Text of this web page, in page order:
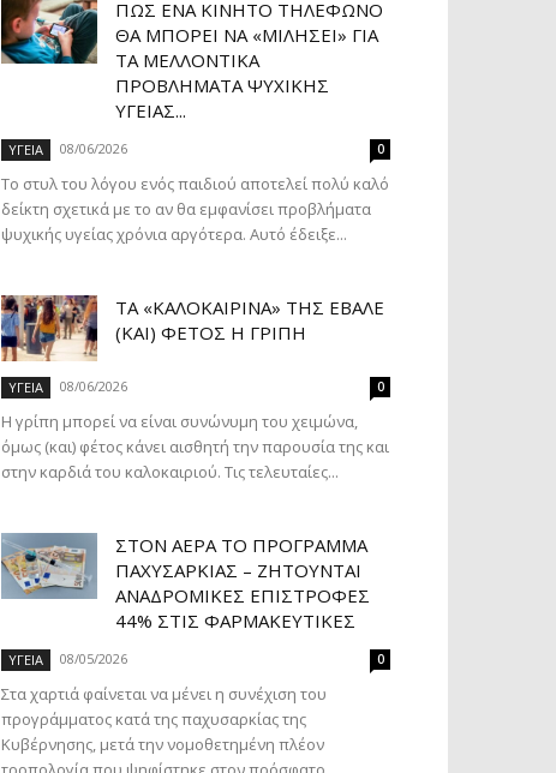
ΠΏΣ ΈΝΑ ΚΙΝΗΤΌ ΤΗΛΈΦΩΝΟ
ΘΑ ΜΠΟΡΕΊ ΝΑ «ΜΙΛΉΣΕΙ» ΓΙΑ
ΤΑ ΜΕΛΛΟΝΤΙΚΆ
ΠΡΟΒΛΉΜΑΤΑ ΨΥΧΙΚΉΣ
ΥΓΕΊΑΣ...
ΥΓΕΙΑ 08/06/2026 0
Το στυλ του λόγου ενός παιδιού αποτελεί πολύ καλό
δείκτη σχετικά με το αν θα εμφανίσει προβλήματα
ψυχικής υγείας χρόνια αργότερα. Αυτό έδειξε...
ΤΑ «ΚΑΛΟΚΑΙΡΙΝΆ» ΤΗΣ ΈΒΑΛΕ
(ΚΑΙ) ΦΈΤΟΣ Η ΓΡΊΠΗ
ΥΓΕΙΑ 08/06/2026 0
Η γρίπη μπορεί να είναι συνώνυμη του χειμώνα,
όμως (και) φέτος κάνει αισθητή την παρουσία της και
στην καρδιά του καλοκαιριού. Τις τελευταίες...
ΣΤΟΝ ΑΈΡΑ ΤΟ ΠΡΌΓΡΑΜΜΑ
ΠΑΧΥΣΑΡΚΊΑΣ – ΖΗΤΟΎΝΤΑΙ
ΑΝΑΔΡΟΜΙΚΈΣ ΕΠΙΣΤΡΟΦΈΣ
44% ΣΤΙΣ ΦΑΡΜΑΚΕΥΤΙΚΈΣ
ΥΓΕΙΑ 08/05/2026 0
Στα χαρτιά φαίνεται να μένει η συνέχιση του
προγράμματος κατά της παχυσαρκίας της
Κυβέρνησης, μετά την νομοθετημένη πλέον